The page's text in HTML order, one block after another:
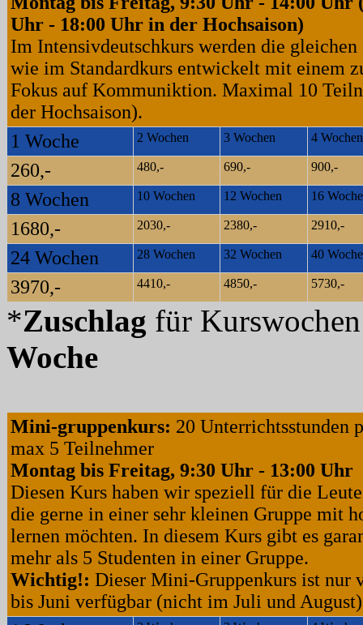
Uhr - 18:00 Uhr in der Hochsaison)
Im Intensivdeutschkurs werden die
wie im Standardkurs entwickelt mit einem
Fokus auf Kommuniktion. Maximal 10
der Hochsaison).
1 Woche
2 Wochen 3 Wochen 4 Wochen
260,- 480,- 690,- 900,-
8 Wochen 10 Wochen 12 Wochen 16
1680,- 2030,- 2380,- 2910,-
24 Wochen 28 Wochen 32 Wochen 40
3970,- 4410,- 4850,- 5730,-
*Zuschlag für
Woche
Mini-gruppenkurs: 20 Unterrichtsstunden
max 5 Teilnehmer
Montag bis Freitag, 9:30 Uhr - 13:00 Uhr
Diesen Kurs haben wir speziell für die
die gerne in einer sehr kleinen Gruppe mit
lernen möchten. In diesem Kurs gibt es
mehr als 5 Studenten in einer Gruppe.
Wichtig!: Dieser Mini-Gruppenkurs ist nur
bis Juni verfügbar (nicht im Juli und August)